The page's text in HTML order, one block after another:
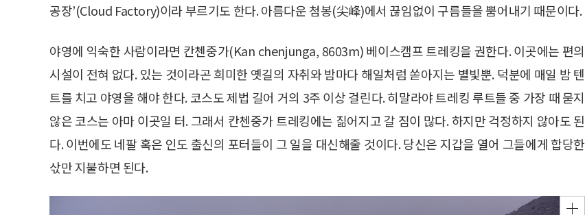
공장’(Cloud Factory)이라 부르기도 한다. 아름다운 첨봉(尖峰)에서 끊임없이 구름들을 뿜어내기 때문이다.
야영에 익숙한 사람이라면 칸첸중가(Kan chenjunga, 8603m) 베이스캠프 트레킹을 권한다. 이곳에는 편의
시설이 전혀 없다. 있는 것이라곤 희미한 옛길의 자취와 밤마다 해일처럼 쏟아지는 별빛뿐. 덕분에 매일 밤 텐
트를 치고 야영을 해야 한다. 코스도 제법 길어 거의 3주 이상 걸린다. 히말라야 트레킹 루트들 중 가장 때 묻지
않은 코스는 아마 이곳일 터. 그래서 칸첸중가 트레킹에는 짊어지고 갈 짐이 많다. 하지만 걱정하지 않아도 된
다. 이번에도 네팔 혹은 인도 출신의 포터들이 그 일을 대신해줄 것이다. 당신은 지갑을 열어 그들에게 합당한
삯만 지불하면 된다.